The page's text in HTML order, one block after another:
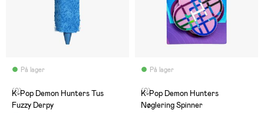
På lager
(0)
K-Pop Demon Hunters Tus
Fuzzy Derpy
På lager
(0)
K-Pop Demon Hunters
Nøglering Spinner